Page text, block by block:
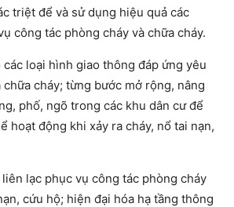
triệt để và sử dụng hiệu quả các
công tác phòng cháy và chữa cháy.
loại hình giao thông đáp ứng yêu
cháy; từng bước mở rộng, nâng
phố, ngõ trong các khu dân cư để
hoạt động khi xảy ra cháy, nổ tai nạn,
lạc phục vụ công tác phòng cháy
cứu hộ; hiện đại hóa hạ tầng thông